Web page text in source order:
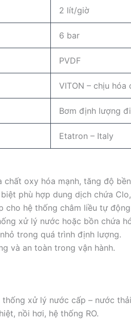
2 lít/giờ
6 bar
PVDF
VITON – chịu
Bơm định lượng
Etatron – Italy
chất oxy hóa mạnh, tăng độ
phù hợp dung dịch chứa Clo,
cho hệ thống châm liều tự
xử lý nước hoặc bồn chứa
trong quá trình định lượng.
và an toàn trong vận hành.
thống xử lý nước cấp – nước
nồi hơi, hệ thống RO.